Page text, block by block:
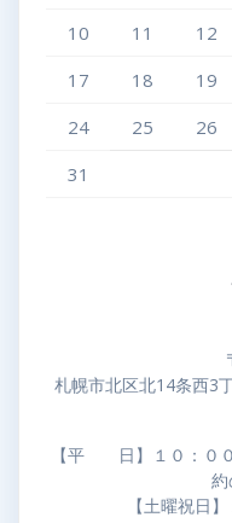
10
11 12
17
18 19
24
25 26
31
札幌市北区北14条西3
【平 日】１０：００
約
【土曜祝日